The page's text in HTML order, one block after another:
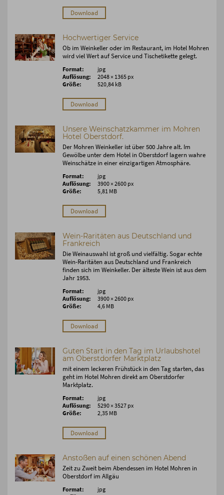
Download
Hochwertiger Service
Ob im Weinkeller oder im Restaurant, im Hotel Mohren
wird viel Wert auf Service und Tischetikette gelegt.
Format:
jpg
Auflösung:
2048 × 1365 px
Größe:
520,84 kB
Download
Unsere Weinschatzkammer im Mohren
Hotel Oberstdorf.
Der Mohren Weinkeller ist über 500 Jahre alt. Im
Gewölbe unter dem Hotel in Oberstdorf lagern wahre
Weinschätze in einer einzigartigen Atmosphäre.
Format:
jpg
Auflösung:
3900 × 2600 px
Größe:
5,81 MB
Download
Wein-Raritäten aus Deutschland und
Frankreich
Die Weinauswahl ist groß und vielfältig. Sogar echte
Wein-Raritäten aus Deutschland und Frankreich
finden sich im Weinkeller. Der älteste Wein ist aus dem
Jahr 1953.
Format:
jpg
Auflösung:
3900 × 2600 px
Größe:
4,6 MB
Download
Guten Start in den Tag im Urlaubshotel
am Oberstdorfer Marktplatz
mit einem leckeren Frühstück in den Tag starten, das
geht im Hotel Mohren direkt am Oberstdorfer
Marktplatz.
Format:
jpg
Auflösung:
5290 × 3527 px
Größe:
2,35 MB
Download
Anstoßen auf einen schönen Abend
Zeit zu Zweit beim Abendessen im Hotel Mohren in
Oberstdorf im Allgäu
Format:
jpg